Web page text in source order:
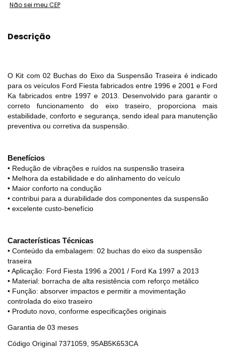
Não sei meu CEP
Descrição
O Kit com 02 Buchas do Eixo da Suspensão Traseira é indicado
para os veículos Ford Fiesta fabricados entre 1996 e 2001 e Ford
Ka fabricados entre 1997 e 2013. Desenvolvido para garantir o
correto funcionamento do eixo traseiro, proporciona mais
estabilidade, conforto e segurança, sendo ideal para manutenção
preventiva ou corretiva da suspensão.
Benefícios
• Redução de vibrações e ruídos na suspensão traseira
• Melhora da estabilidade e do alinhamento do veículo
• Maior conforto na condução
• contribui para a durabilidade dos componentes da suspensão
• excelente custo-benefício
Características Técnicas
• Conteúdo da embalagem: 02 buchas do eixo da suspensão
traseira
• Aplicação: Ford Fiesta 1996 a 2001 / Ford Ka 1997 a 2013
• Material: borracha de alta resistência com reforço metálico
• Função: absorver impactos e permitir a movimentação
controlada do eixo traseiro
• Produto novo, conforme especificações originais
Garantia de 03 meses
Código Original 7371059, 95AB5K653CA